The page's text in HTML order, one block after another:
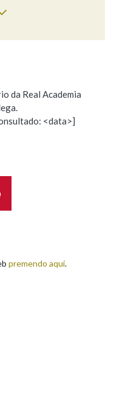
palabra
da Real Academia
<data>]
premendo aquí.